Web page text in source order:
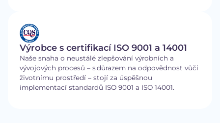
Výrobce s certifikací ISO 9001 a 14001
Naše snaha o neustálé zlepšování výrobních a
vývojových procesů – s důrazem na odpovědnost vůči
životnímu prostředí – stojí za úspěšnou
implementací standardů ISO 9001 a ISO 14001.